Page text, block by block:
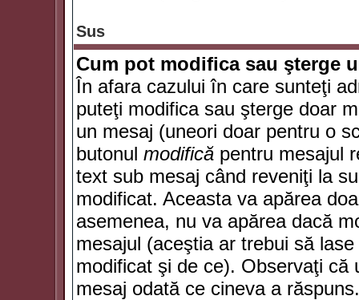
Sus
Cum pot modifica sau şterge
În afara cazului în care sunteţi
puteţi modifica sau şterge doar
un mesaj (uneori doar pentru o
butonul modifică pentru mesajul
text sub mesaj când reveniţi la
modificat. Aceasta va apărea
asemenea, nu va apărea dacă
mesajul (aceştia ar trebui să
modificat şi de ce). Observaţi că
mesaj odată ce cineva a răspuns.